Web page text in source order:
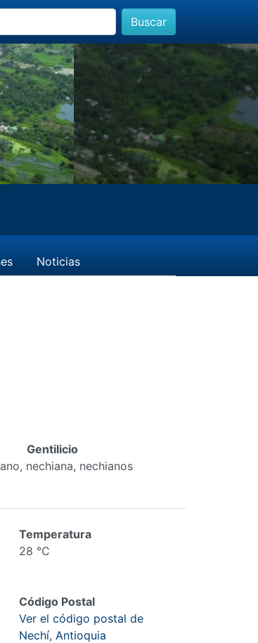
Buscar
Noticias
Gentilicio
nechiana, nechianos
Temperatura
28 °C
Código Postal
Ver el código postal de
Nechí, Antioquia